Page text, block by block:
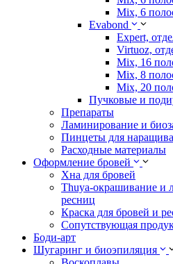
Mix, 6
Evabond
Expert,
Virtuoz,
Mix, 16
Mix, 8
Mix, 20
Пучковые и
Препараты
Ламинирование и
Пинцеты для
Расходные материалы
Оформление бровей
Хна для бровей
Thuya-окрашивание и
ресниц
Краска для бровей и
Сопутствующая
Боди-арт
Шугаринг и биоэпиляция